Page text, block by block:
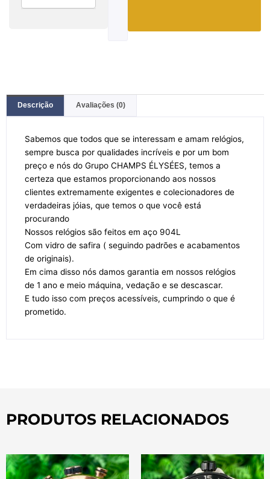
Descrição Avaliações (0)
Sabemos que todos que se interessam e amam relógios,
sempre busca por qualidades incríveis e por um bom
preço e nós do Grupo CHAMPS ÉLYSÉES, temos a
certeza que estamos proporcionando aos nossos
clientes extremamente exigentes e colecionadores de
verdadeiras jóias, que temos o que você está
procurando
Nossos relógios são feitos em aço 904L
Com vidro de safira ( seguindo padrões e acabamentos
de originais).
Em cima disso nós damos garantia em nossos relógios
de 1 ano e meio máquina, vedação e se descascar.
E tudo isso com preços acessíveis, cumprindo o que é
prometido.
PRODUTOS RELACIONADOS